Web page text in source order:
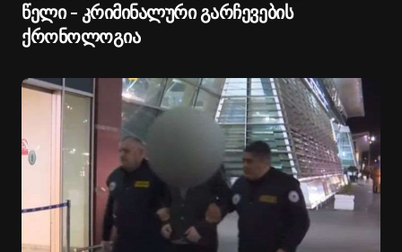
წელი - კრიმინალური გარჩევების
ქრონოლოგია